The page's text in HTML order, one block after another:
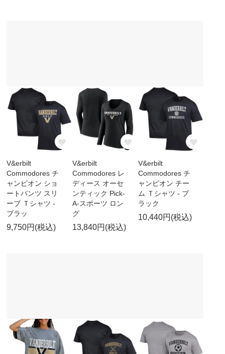
V&erbilt
Commodores チ
ャンピオン ショ
ートパンツ スリ
ーブ Ｔシャツ -
ブラッ
9,750円(税込)
V&erbilt
Commodores レ
ディース オーセ
ンティック Pick-
A-スポーツ ロン
グ
13,840円(税込)
V&erbilt
Commodores チ
ャンピオン チー
ム Ｔシャツ - ブ
ラック
10,440円(税込)